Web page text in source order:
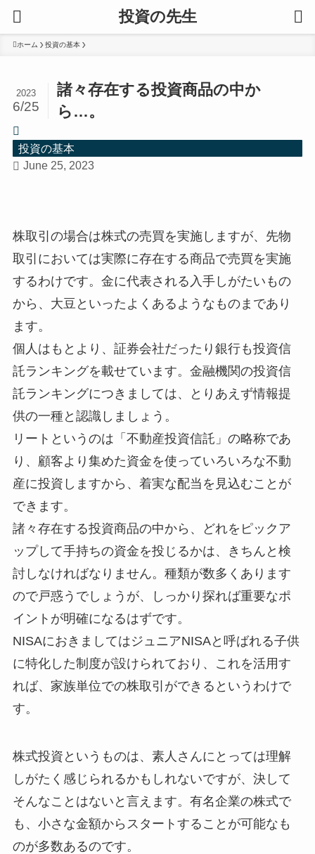
投資の先生
ホーム 投資の基本
諸々存在する投資商品の中か
ら…。
2023
6/25
投資の基本
June 25, 2023
株取引の場合は株式の売買を実施しますが、先物
取引においては実際に存在する商品で売買を実施
するわけです。金に代表される入手しがたいもの
から、大豆といったよくあるようなものまであり
ます。
個人はもとより、証券会社だったり銀行も投資信
託ランキングを載せています。金融機関の投資信
託ランキングにつきましては、とりあえず情報提
供の一種と認識しましょう。
リートというのは「不動産投資信託」の略称であ
り、顧客より集めた資金を使っていろいろな不動
産に投資しますから、着実な配当を見込むことが
できます。
諸々存在する投資商品の中から、どれをピックア
ップして手持ちの資金を投じるかは、きちんと検
討しなければなりません。種類が数多くあります
ので戸惑うでしょうが、しっかり探れば重要なポ
イントが明確になるはずです。
NISAにおきましてはジュニアNISAと呼ばれる子供
に特化した制度が設けられており、これを活用す
れば、家族単位での株取引ができるというわけで
す。
株式投資というものは、素人さんにとっては理解
しがたく感じられるかもしれないですが、決して
そんなことはないと言えます。有名企業の株式で
も、小さな金額からスタートすることが可能なも
のが多数あるのです。